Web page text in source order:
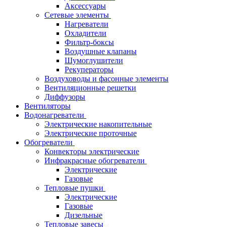
Аксессуары
Сетевые элементы
Нагреватели
Охладители
Фильтр-боксы
Воздушные клапаны
Шумоглушители
Рекуператоры
Воздуховоды и фасонные элементы
Вентиляционные решетки
Диффузоры
Вентиляторы
Водонагреватели
Электрические накопительные
Электрические проточные
Обогреватели
Конвекторы электрические
Инфракрасные обогреватели
Электрические
Газовые
Тепловые пушки
Электрические
Газовые
Дизельные
Тепловые завесы